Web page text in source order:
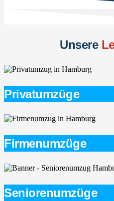
Unsere
Privatumzüge
Firmenumzüge
Seniorenumzüge